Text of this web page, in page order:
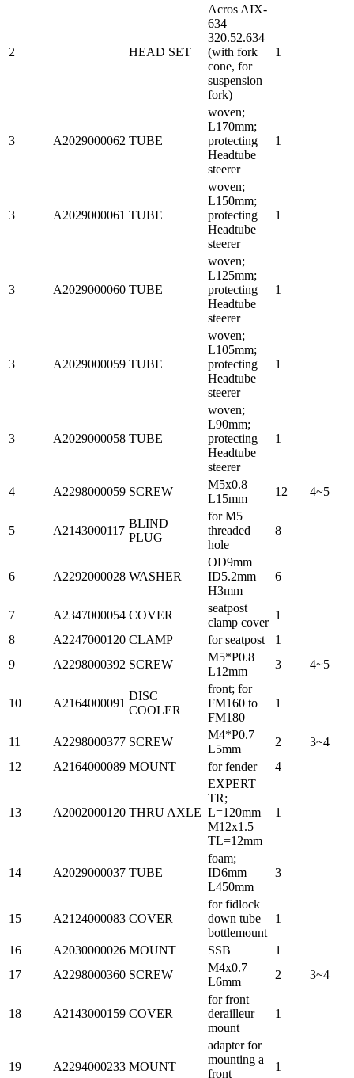
2 HEAD SET
Acros AIX-
634
320.52.634
(with fork
cone, for
suspension
fork)
1
3 A2029000062 TUBE
woven;
L170mm;
protecting
Headtube
steerer
1
3 A2029000061 TUBE
woven;
L150mm;
protecting
Headtube
steerer
1
3 A2029000060 TUBE
woven;
L125mm;
protecting
Headtube
steerer
1
3 A2029000059 TUBE
woven;
L105mm;
protecting
Headtube
steerer
1
3 A2029000058 TUBE
woven;
L90mm;
protecting
Headtube
steerer
1
4 A2298000059 SCREW
M5x0.8
L15mm
12 4~5
5 A2143000117
BLIND
PLUG
for M5
threaded
hole
8
6 A2292000028 WASHER
OD9mm
ID5.2mm
H3mm
6
7 A2347000054 COVER
seatpost
clamp cover
1
8
A2247000120 CLAMP for seatpost
1
9
A2298000392 SCREW
M5*P0.8
L12mm
3 4~5
10 A2164000091
DISC
COOLER
front; for
FM160 to
FM180
1
11 A2298000377 SCREW
M4*P0.7
L5mm
2
3~4
12
A2164000089 MOUNT for fender 4
13 A2002000120 THRU AXLE
EXPERT
TR;
L=120mm
M12x1.5
TL=12mm
1
14 A2029000037 TUBE
foam;
ID6mm
L450mm
3
15 A2124000083 COVER
for fidlock
down tube
bottlemount
1
16 A2030000026 MOUNT SSB
1
17
A2298000360 SCREW
M4x0.7
L6mm
2 3~4
18 A2143000159 COVER
for front
derailleur
mount
1
19 A2294000233 MOUNT
adapter for
mounting a
front
1